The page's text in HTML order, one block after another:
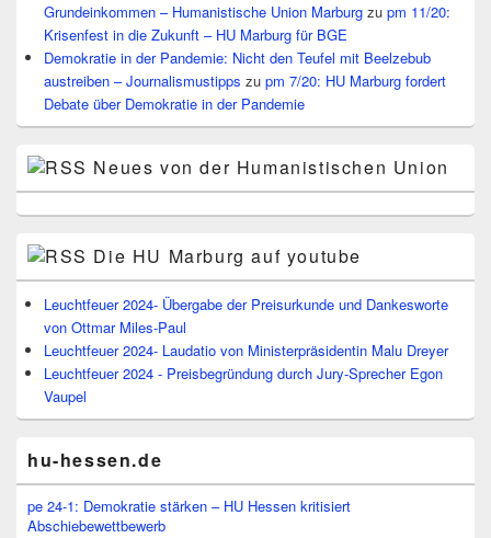
Grundeinkommen – Humanistische Union Marburg zu pm 11/20:
Krisenfest in die Zukunft – HU Marburg für BGE
Demokratie in der Pandemie: Nicht den Teufel mit Beelzebub
austreiben – Journalismustipps zu pm 7/20: HU Marburg fordert
Debate über Demokratie in der Pandemie
Neues von der Humanistischen Union
Die HU Marburg auf youtube
Leuchtfeuer 2024- Übergabe der Preisurkunde und Dankesworte
von Ottmar Miles-Paul
Leuchtfeuer 2024- Laudatio von Ministerpräsidentin Malu Dreyer
Leuchtfeuer 2024 - Preisbegründung durch Jury-Sprecher Egon
Vaupel
hu-hessen.de
pe 24-1: Demokratie stärken – HU Hessen kritisiert
Abschiebewettbewerb